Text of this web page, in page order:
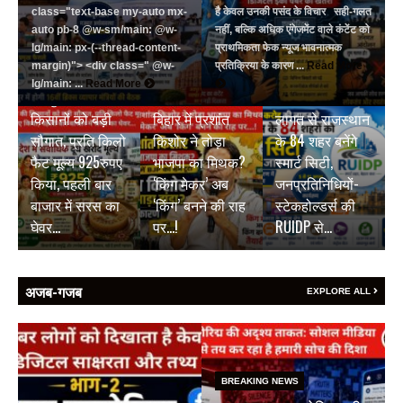
class="text-base my-auto mx-
auto pb-8 @w-sm/main: @w-
lg/main: px-(--thread-content-
margin)"> <div class=" @w-
lg/main: ... Read More
है केवल उनकी पसंद के विचार सही-गलत
नहीं, बल्कि अधिक एंगेजमेंट वाले कंटेंट को
प्राथमिकता फेक न्यूज भावनात्मक
प्रतिक्रिया के कारण ... Read More
BREAKING NEWS
जयपुर डेयरी की
किसानों को बड़ी
सौगात, प्रति किलो
फैट मूल्य 925रुपए
किया, पहली बार
बाजार में सरस का
घेवर…
BREAKING NEWS
बिहार में प्रशांत
किशोर ने तोड़ा
भाजपा का मिथक?
‘किंग मेकर’ अब
‘किंग’ बनने की राह
पर…!
BREAKING NEWS
₹9500 करोड़ की
लागत से राजस्थान
के 84 शहर बनेंगे
स्मार्ट सिटी,
जनप्रतिनिधियों-
स्टेकहोल्डर्स की
RUIDP से…
अजब-गजब EXPLORE ALL
BREAKING NEWS